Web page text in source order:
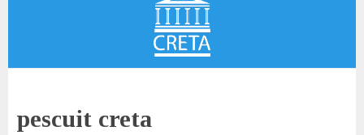
pescuit creta